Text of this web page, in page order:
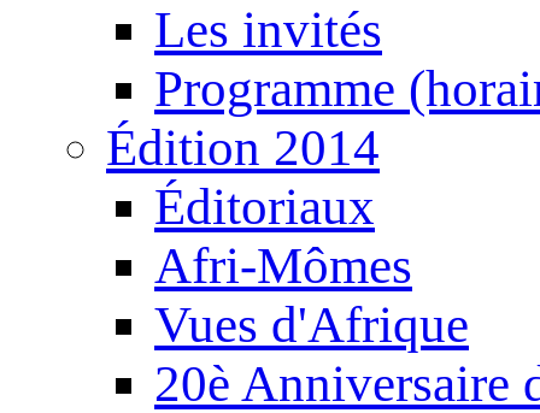
Les invités
Programme
Édition 2014
Éditoriaux
Afri-Mômes
Vues d'Afrique
20è Anniversaire